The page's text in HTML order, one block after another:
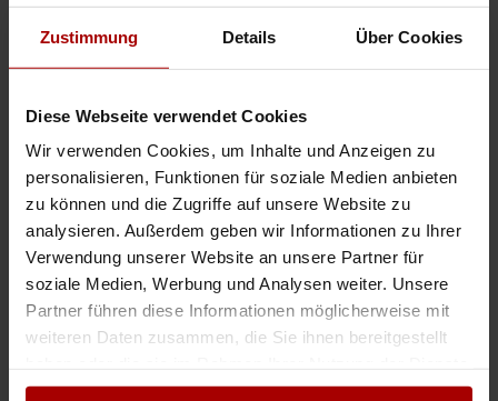
Zustimmung Details Über Cookies
Diese Webseite verwendet Cookies
Wir verwenden Cookies, um Inhalte und Anzeigen zu
personalisieren, Funktionen für soziale Medien anbieten
zu können und die Zugriffe auf unsere Website zu
analysieren. Außerdem geben wir Informationen zu Ihrer
Verwendung unserer Website an unsere Partner für
soziale Medien, Werbung und Analysen weiter. Unsere
Partner führen diese Informationen möglicherweise mit
weiteren Daten zusammen, die Sie ihnen bereitgestellt
gesammelt haben.
Handwerk, Haus & Bau
Ausbau & Installation
Rohbau, Hoch- & Tiefbau
Planung, Leitung & Beratung
Industrie, Gewerbe & Logistik
Industrie- & Gewerbebau
Industrielles Fachpersonal
Herstellung, Verarbeitung & Handel
Transport, Logistik & Verkehr